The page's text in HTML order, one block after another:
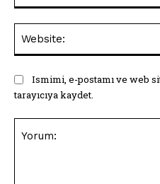
Ismimi, e-postamı ve web
tarayıcıya kaydet.